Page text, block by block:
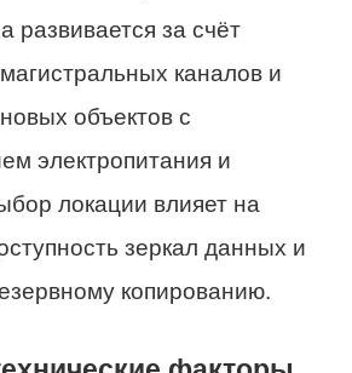
развивается за счёт
каналов и
объектов с
электропитания и
локации влияет на
зеркал данных и
копированию.